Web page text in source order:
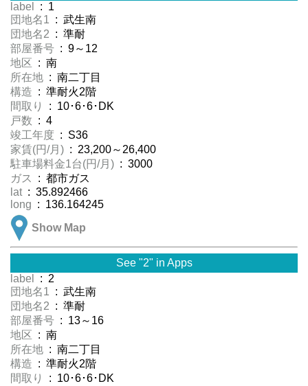
label
: 1
団地名1 : 武生南
団地名2 : 準耐
部屋番号 : 9～12
地区 : 南
所在地 : 南二丁目
構造 : 準耐火2階
間取り
: 10･6･6･DK
戸数 : 4
竣工年度 : S36
家賃(円/月) : 23,200～26,400
駐車場料金1台(円/月) : 3000
ガス
: 都市ガス
lat : 35.892466
long : 136.164245
Show Map
See "2" in Apps
label
: 2
団地名1 : 武生南
団地名2 : 準耐
部屋番号 : 13～16
地区 : 南
所在地 : 南二丁目
構造 : 準耐火2階
間取り
: 10･6･6･DK